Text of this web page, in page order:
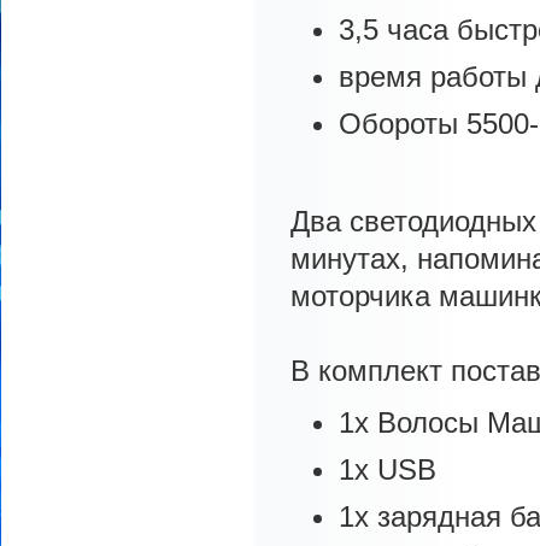
3,5 часа
время работы
Обороты
Два
минутах,
моторчика
В комплект
1x Волосы
1x USB
1x зарядная